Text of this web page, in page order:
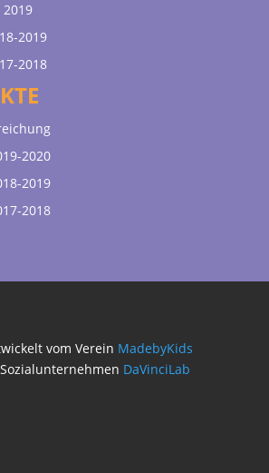
2019
2018
2020
2019
2018
vom Verein MadebyKids
DaVinciLab